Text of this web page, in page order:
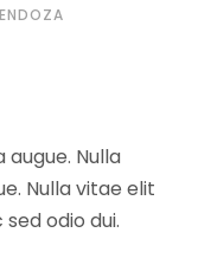
Nulla
Nulla vitae elit
odio dui.